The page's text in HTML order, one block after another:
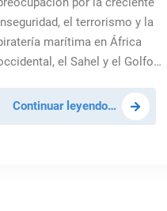
el terrorismo y la
marítima en África
el Sahel y el Golfo…
Continuar leyendo…Consejo
de